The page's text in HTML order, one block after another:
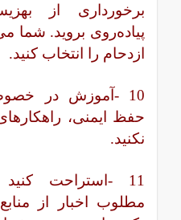
برخورداری از
پیاده‌روی بروید. شما
ازدحام را انتخاب کنید.
10 -آموزش در
حفظ ایمنی،
نکنید.
11 -استراحت
مطلوب اخبار
از